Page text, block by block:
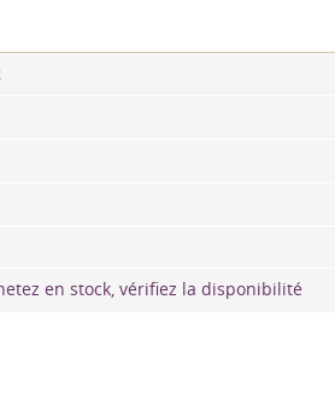
en stock, vérifiez la disponibilité